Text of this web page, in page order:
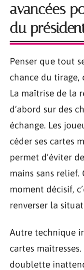
avancées
du
Penser que tout
chance du tirage,
La maîtrise de la
d’abord sur des
échange. Les
céder ses cartes
permet d’éviter
mains sans
moment décisif,
renverser la
Autre technique
cartes
doublette